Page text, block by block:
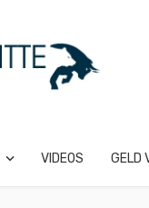
VIDEOS GELD